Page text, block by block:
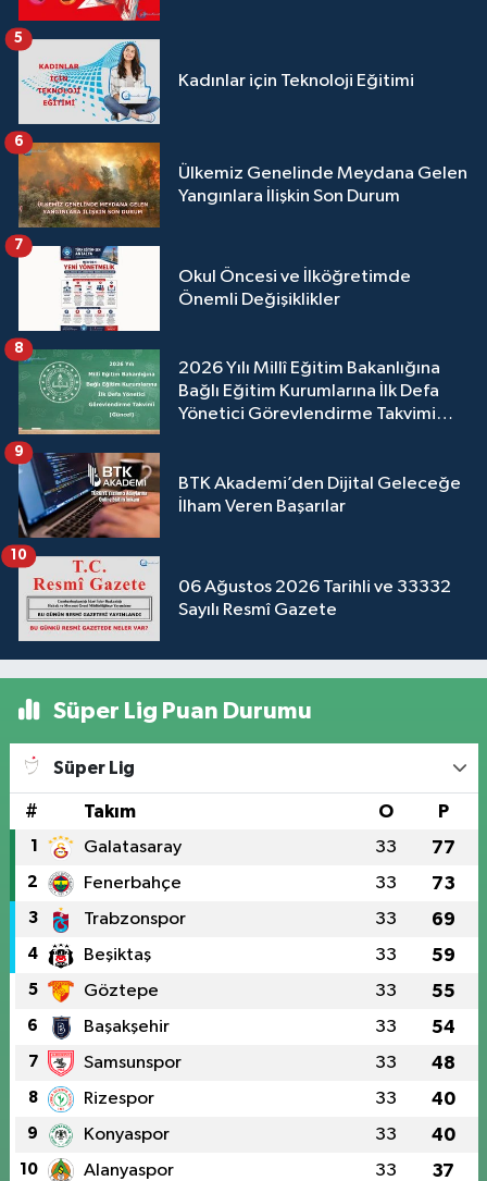
Kadınlar için Teknoloji Eğitimi
5
Ülkemiz Genelinde Meydana Gelen
Yangınlara İlişkin Son Durum
6
Okul Öncesi ve İlköğretimde
Önemli Değişiklikler
7
2026 Yılı Millî Eğitim Bakanlığına
Bağlı Eğitim Kurumlarına İlk Defa
Yönetici Görevlendirme Takvimi
8
BTK Akademi’den Dijital Geleceğe
İlham Veren Başarılar
9
06 Ağustos 2026 Tarihli ve 33332
Sayılı Resmî Gazete
10
Süper Lig Puan Durumu
Süper Lig
# Takım O P
1 Galatasaray 33 77
2 Fenerbahçe 33 73
3 Trabzonspor 33 69
4 Beşiktaş 33 59
5 Göztepe 33 55
6 Başakşehir 33 54
7 Samsunspor 33 48
8 Rizespor 33 40
9 Konyaspor 33 40
10 Alanyaspor 33 37